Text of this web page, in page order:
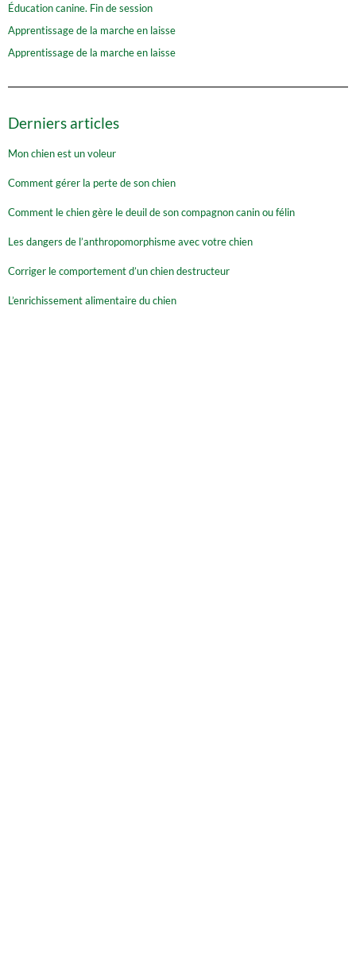
Éducation canine. Fin de session
Apprentissage de la marche en laisse
Apprentissage de la marche en laisse
Derniers articles
Mon chien est un voleur
Comment gérer la perte de son chien
Comment le chien gère le deuil de son compagnon canin ou félin
Les dangers de l’anthropomorphisme avec votre chien
Corriger le comportement d’un chien destructeur
L’enrichissement alimentaire du chien